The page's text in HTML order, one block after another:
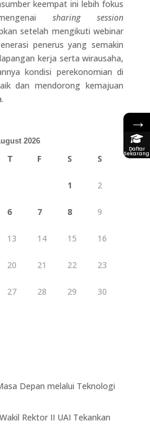
keempat ini lebih fokus
sharing session
setelah mengikuti webinar
penerus yang semakin
kerja serta wirausaha,
kondisi perekonomian di
dan mendorong kemajuan
2026
T F S S
1 2
6 7 8 9
13 14 15 16
20 21 22 23
27 28 29 30
Depan melalui Teknologi
Rektor II UAI Tekankan
→
Daftar
Sekarang